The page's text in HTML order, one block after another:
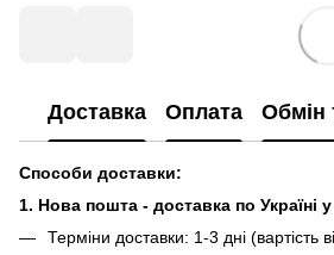
Доставка Оплата Обмін
Способи доставки:
1. Нова пошта - доставка по Україні у
Терміни доставки: 1-3 дні (вартість